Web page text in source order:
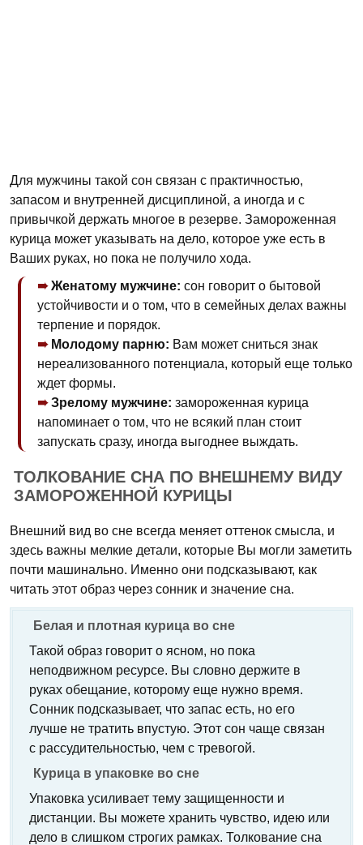
Для мужчины такой сон связан с практичностью,
запасом и внутренней дисциплиной, а иногда и с
привычкой держать многое в резерве. Замороженная
курица может указывать на дело, которое уже есть в
Ваших руках, но пока не получило хода.
Женатому мужчине: сон говорит о бытовой
устойчивости и о том, что в семейных делах важны
терпение и порядок.
Молодому парню: Вам может сниться знак
нереализованного потенциала, который еще только
ждет формы.
Зрелому мужчине: замороженная курица
напоминает о том, что не всякий план стоит
запускать сразу, иногда выгоднее выждать.
ТОЛКОВАНИЕ СНА ПО ВНЕШНЕМУ ВИДУ
ЗАМОРОЖЕННОЙ КУРИЦЫ
Внешний вид во сне всегда меняет оттенок смысла, и
здесь важны мелкие детали, которые Вы могли заметить
почти машинально. Именно они подсказывают, как
читать этот образ через сонник и значение сна.
Белая и плотная курица во сне
Такой образ говорит о ясном, но пока
неподвижном ресурсе. Вы словно держите в
руках обещание, которому еще нужно время.
Сонник подсказывает, что запас есть, но его
лучше не тратить впустую. Этот сон чаще связан
с рассудительностью, чем с тревогой.
Курица в упаковке во сне
Упаковка усиливает тему защищенности и
дистанции. Вы можете хранить чувство, идею или
дело в слишком строгих рамках. Толкование сна